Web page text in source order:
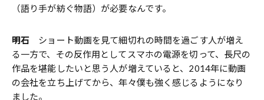
（語り手が紡ぐ物語）が必要なんです。
明石 ショート動画を見て細切れの時間を過ごす人が増え
る一方で、その反作用としてスマホの電源を切って、長尺の
作品を堪能したいと思う人が増えていると、2014年に動画
の会社を立ち上げてから、年々僕も強く感じるようになり
ました。